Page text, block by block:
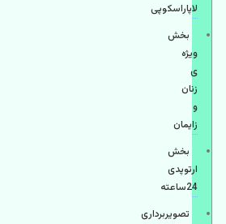
لاپاراسکوپی
بخش
ویژه
ی
زنان
و
زایمان
بخش
ارتوپدی
24ساعته
تصویربرداری